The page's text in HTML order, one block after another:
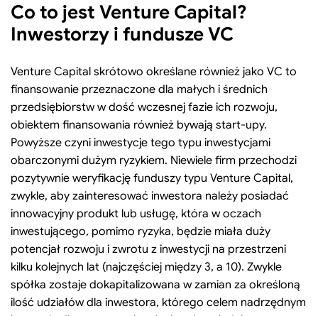
Co to jest Venture Capital?
Inwestorzy i fundusze VC
Venture Capital skrótowo określane również jako VC to
finansowanie przeznaczone dla małych i średnich
przedsiębiorstw w dość wczesnej fazie ich rozwoju,
obiektem finansowania również bywają start-upy.
Powyższe czyni inwestycje tego typu inwestycjami
obarczonymi dużym ryzykiem. Niewiele firm przechodzi
pozytywnie weryfikację funduszy typu Venture Capital,
zwykle, aby zainteresować inwestora należy posiadać
innowacyjny produkt lub usługę, która w oczach
inwestującego, pomimo ryzyka, będzie miała duży
potencjał rozwoju i zwrotu z inwestycji na przestrzeni
kilku kolejnych lat (najczęściej między 3, a 10). Zwykle
spółka zostaje dokapitalizowana w zamian za określoną
ilość udziałów dla inwestora, którego celem nadrzędnym